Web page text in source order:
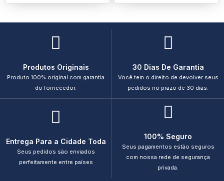
Produtos Originais
Produto 100% original com garantia
do fornecedor.
30 Dias De Garantia
Você tem o direito de devolver seus
pedidos no prazo de 30 dias.
Entrega Para a Cidade Toda
Seus pedidos são enviados
perfeitamente entre países
100% Seguro
Seus pagamentos estão seguros
com nossa rede de segurança
privada.